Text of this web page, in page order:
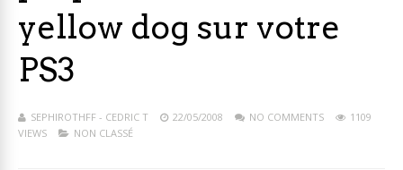
yellow dog sur votre
PS3
SEPHIROTHFF - CEDRIC T 22/05/2008 NO COMMENTS
1109
VIEWS
NON CLASSÉ